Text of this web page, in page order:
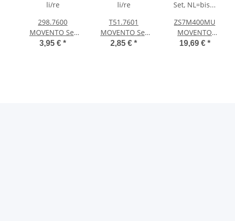
298.7600
MOVENTO Set
Tiefenverstellung
3,95 € *
T51.7601
MOVENTO Set
Kupplungen
2,85 € *
ZS7M400MU
MOVENTO
Seitenstabilisierungs-
19,69 € *